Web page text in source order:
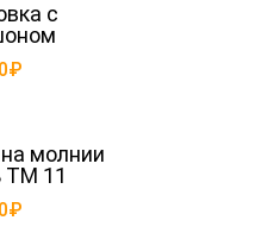
с
молнии
11